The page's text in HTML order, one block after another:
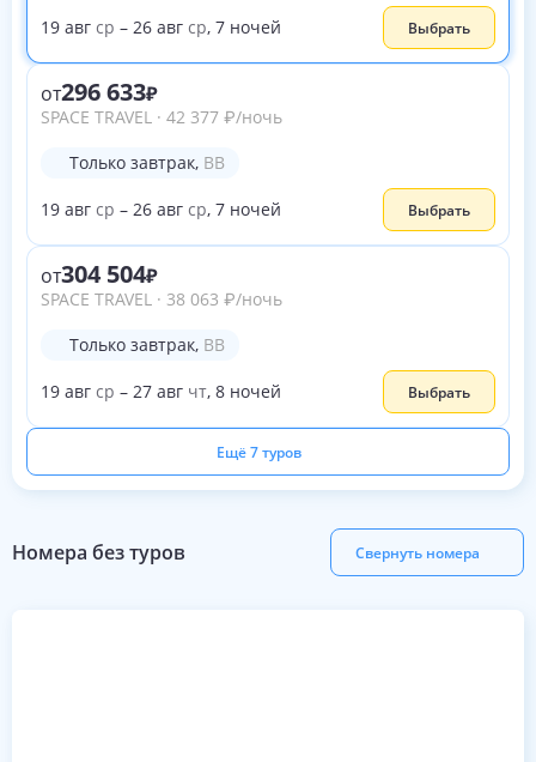
19 авг ср – 26 авг ср, 7 ночей Выбрать
от296 633
SPACE TRAVEL · 42 377 ₽/ночь
Только завтрак, BB
19 авг ср – 26 авг ср, 7 ночей Выбрать
от304 504
SPACE TRAVEL · 38 063 ₽/ночь
Только завтрак, BB
19 авг ср – 27 авг чт, 8 ночей Выбрать
Ещё 7 туров
Номера без туров Свернуть номера